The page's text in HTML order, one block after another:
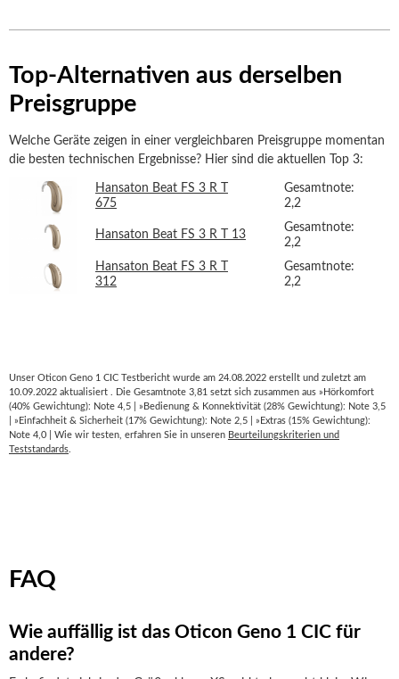
Top-Alternativen aus derselben
Preisgruppe
Welche Geräte zeigen in einer vergleichbaren Preisgruppe momentan
die besten technischen Ergebnisse? Hier sind die aktuellen Top 3:
Hansaton Beat FS 3 R T
675
Gesamtnote:
2,2
Hansaton Beat FS 3 R T 13
Gesamtnote:
2,2
Hansaton Beat FS 3 R T
312
Gesamtnote:
2,2
Unser Oticon Geno 1 CIC Testbericht wurde am 24.08.2022 erstellt und zuletzt am
10.09.2022 aktualisiert . Die Gesamtnote 3,81 setzt sich zusammen aus »Hörkomfort
(40% Gewichtung): Note 4,5 | »Bedienung & Konnektivität (28% Gewichtung): Note 3,5
| »Einfachheit & Sicherheit (17% Gewichtung): Note 2,5 | »Extras (15% Gewichtung):
Note 4,0 | Wie wir testen, erfahren Sie in unseren Beurteilungskriterien und
Teststandards
FAQ
Wie auffällig ist das Oticon Geno 1 CIC für
andere?